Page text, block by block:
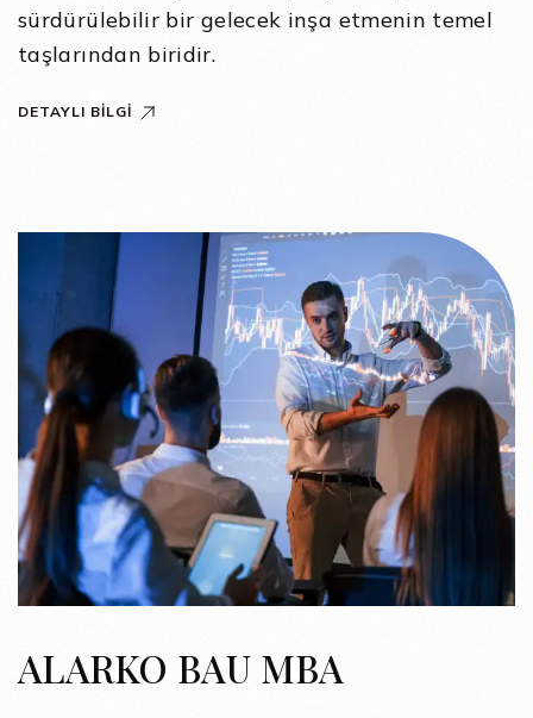
sürdürülebilir bir gelecek inşa etmenin temel
taşlarından biridir.
DETAYLI BILGI
ALARKO BAU MBA